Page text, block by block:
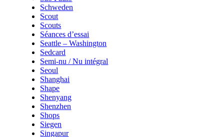
Schweden
Scout
Scouts
Séances d’essai
Seattle – Washington
Sedcard
Semi-nu / Nu intégral
Seoul
Shanghai
Shape
Shenyang
Shenzhen
Shops
Siegen
Singapur